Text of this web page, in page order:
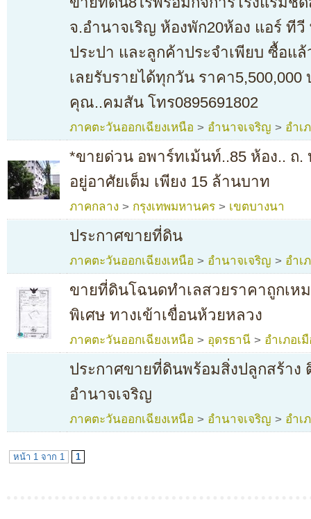
จ.อำนาจเริญ ห้องพัก20ห้อง แอร์ ที
ประปา และลูกค้าประจำเพียบ ซื้อแ
เลยรับรายได้ทุกวัน ราคา
คุณ..คมสัน โทร0895691802
ภาคตะวันออกเฉียงเหนือ > อำนาจเจริญ > อำเ
*ขายด่วน อพาร์ทเม้นท์..85 ห้อง.. ถ
อยู่อาศัยเต็ม เพียง 15 ล้านบาท
ภาคกลาง > กรุงเทพมหานคร > เขตบางนา
ประกาศขายที่ดิน
ภาคตะวันออกเฉียงเหนือ > อำนาจเจริญ > อำเ
ขายที่ดินโฉนดทำเลสวยราคาถูกเห
พิเศษ ทางเข้าเขื่อนห้วยหลวง
ภาคตะวันออกเฉียงเหนือ > อุดรธานี > อำเภอเ
ประกาศขายที่ดินพร้อมสิ่งปลูกสร้า
อำนาจเจริญ
ภาคตะวันออกเฉียงเหนือ > อำนาจเจริญ > อำเ
หน้า 1 จาก 1 1